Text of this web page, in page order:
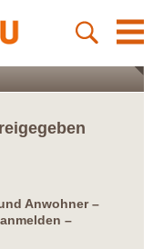
Anwohner –
–